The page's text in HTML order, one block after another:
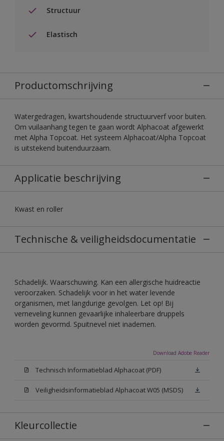
Structuur
Elastisch
Productomschrijving
Watergedragen, kwartshoudende structuurverf voor buiten.
Om vuilaanhang tegen te gaan wordt Alphacoat afgewerkt
met Alpha Topcoat. Het systeem Alphacoat/Alpha Topcoat
is uitstekend buitenduurzaam.
Applicatie beschrijving
Kwast en roller
Technische & veiligheidsdocumentatie
Schadelijk. Waarschuwing. Kan een allergische huidreactie
veroorzaken. Schadelijk voor in het water levende
organismen, met langdurige gevolgen. Let op! Bij
verneveling kunnen gevaarlijke inhaleerbare druppels
worden gevormd. Spuitnevel niet inademen.
Download Adobe Reader
Technisch Informatieblad Alphacoat (PDF)
Veiligheidsinformatieblad Alphacoat W05 (MSDS)
Kleurcollectie